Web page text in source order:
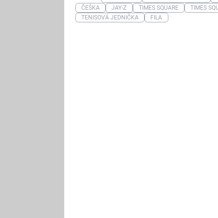
ČEŠKA
JAY-Z TIMES SQUARE
TIMES
TENISOVÁ JEDNIČKA
FILA